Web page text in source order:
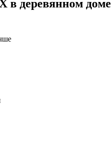
в деревянном доме